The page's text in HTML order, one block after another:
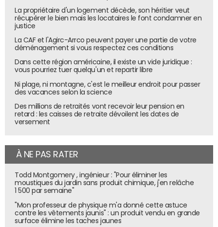
La propriétaire d'un logement décède, son héritier veut
récupérer le bien mais les locataires le font condamner en
justice
La CAF et l'Agirc-Arrco peuvent payer une partie de votre
déménagement si vous respectez ces conditions
Dans cette région américaine, il existe un vide juridique :
vous pourriez tuer quelqu'un et repartir libre
Ni plage, ni montagne, c'est le meilleur endroit pour passer
des vacances selon la science
Des millions de retraités vont recevoir leur pension en
retard : les caisses de retraite dévoilent les dates de
versement
À NE PAS RATER
Todd Montgomery , ingénieur : "Pour éliminer les
moustiques du jardin sans produit chimique, j'en relâche
1 500 par semaine"
"Mon professeur de physique m'a donné cette astuce
contre les vêtements jaunis" : un produit vendu en grande
surface élimine les taches jaunes